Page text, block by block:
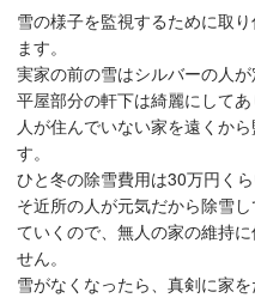
雪の様子を監視するために取
ます。
実家の前の雪はシルバーの人
平屋部分の軒下は綺麗にしてあ
人が住んでいない家を遠くか
す。
ひと冬の除雪費用は30万円く
そ近所の人が元気だから除雪
ていくので、無人の家の維持
せん。
雪がなくなったら、真剣に家